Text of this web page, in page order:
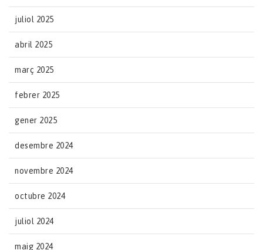
juliol 2025
abril 2025
març 2025
febrer 2025
gener 2025
desembre 2024
novembre 2024
octubre 2024
juliol 2024
maig 2024